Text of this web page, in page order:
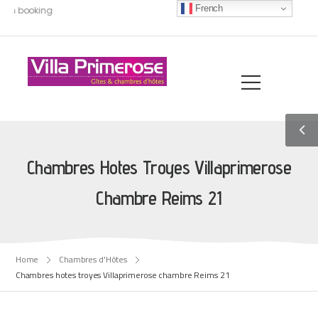
booking
Chambres Hotes Troyes Villaprimerose
Chambre Reims 21
Home
Chambres d'Hôtes
Chambres hotes troyes Villaprimerose chambre Reims 21
French